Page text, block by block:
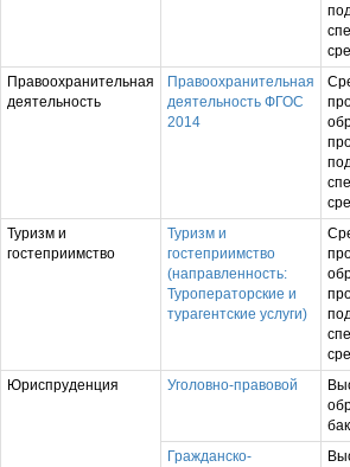
Правоохранительная
деятельность
Правоохранительная
деятельность ФГОС
2014
Туризм и
гостеприимство
Туризм и
гостеприимство
(направленность:
Туроператорские и
турагентские услуги)
Юриспруденция Уголовно-правовой
Гражданско-